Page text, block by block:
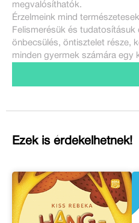
megvalósíthatók.
Érzelmeink mind
Felismerésük és
önbecsülés, öntisztelet része,
minden gyermek számára egy
Ezek is érdekelhetnek!